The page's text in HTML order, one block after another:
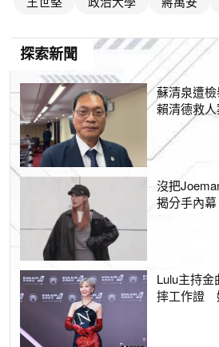
探索新聞
蘇清泉遭
賴清德救
沒把
揭分手內
Lulu主持
摔工作證